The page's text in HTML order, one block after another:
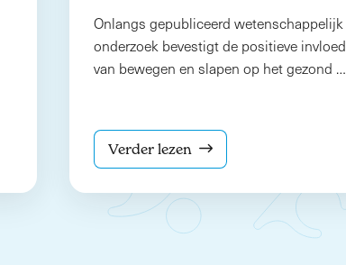
Onlangs gepubliceerd wetenschappelijk
onderzoek bevestigt de positieve invloed
van bewegen en slapen op het gezond …
Verder lezen